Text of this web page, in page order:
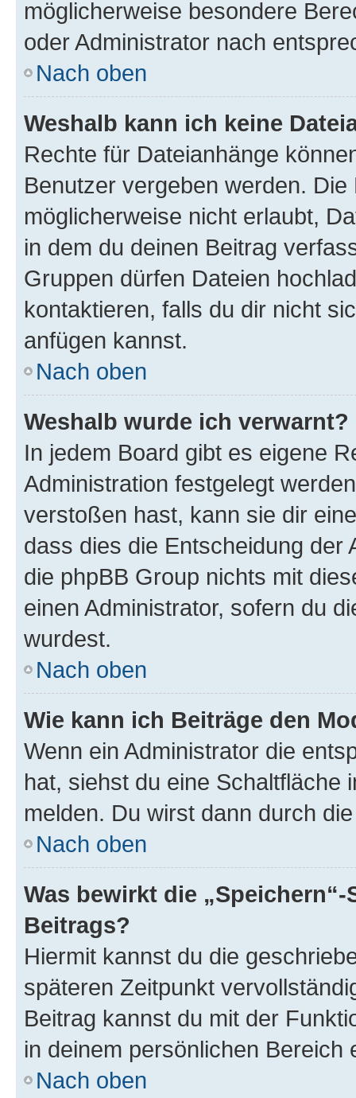
möglicherweise besondere
oder Administrator nach
Nach oben
Weshalb kann ich keine
Rechte für Dateianhänge
Benutzer vergeben werden.
möglicherweise nicht erlaubt,
in dem du deinen Beitrag
Gruppen dürfen Dateien
kontaktieren, falls du dir nicht
anfügen kannst.
Nach oben
Weshalb wurde ich verwarnt?
In jedem Board gibt es eigene
Administration festgelegt
verstoßen hast, kann sie dir
dass dies die Entscheidung der
die phpBB Group nichts mit
einen Administrator, sofern du
wurdest.
Nach oben
Wie kann ich Beiträge den
Wenn ein Administrator die
hat, siehst du eine Schaltfläche
melden. Du wirst dann durch
Nach oben
Was bewirkt die
Beitrags?
Hiermit kannst du die
späteren Zeitpunkt
Beitrag kannst du mit der
in deinem persönlichen Bereich
Nach oben